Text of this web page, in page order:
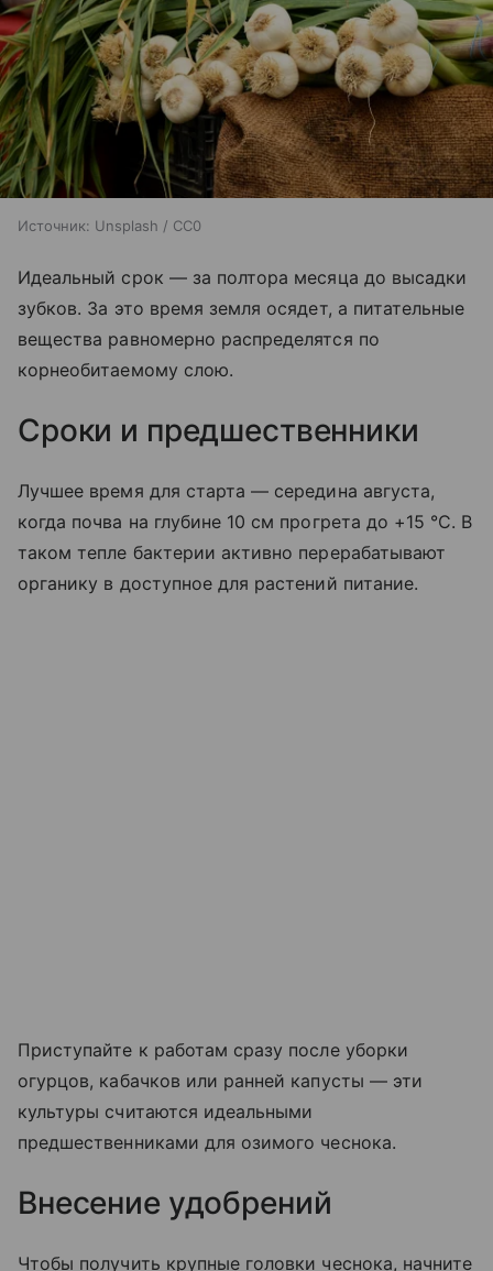
Источник: Unsplash / CC0
Идеальный срок — за полтора месяца до высадки
зубков. За это время земля осядет, а питательные
вещества равномерно распределятся по
корнеобитаемому слою.
Сроки и предшественники
Лучшее время для старта — середина августа,
когда почва на глубине 10 см прогрета до +15 °C. В
таком тепле бактерии активно перерабатывают
органику в доступное для растений питание.
Приступайте к работам сразу после уборки
огурцов, кабачков или ранней капусты — эти
культуры считаются идеальными
предшественниками для озимого чеснока.
Внесение удобрений
Чтобы получить крупные головки чеснока, начните